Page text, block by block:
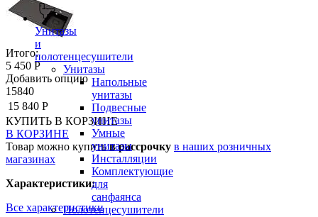
Унитазы
и
полотенцесушители
Унитазы
Напольные
унитазы
Подвесные
унитазы
Умные
унитазы
Инсталляции
Комплектующие
для
санфаянса
Полотенцесушители
Итого:
5 450 Р
Добавить опцию
15840
15 840 Р
КУПИТЬ В КОРЗИНЕ
В КОРЗИНЕ
Товар можно купитьв рассрочку в наших розничных
магазинах
Характеристики:
Все характеристики